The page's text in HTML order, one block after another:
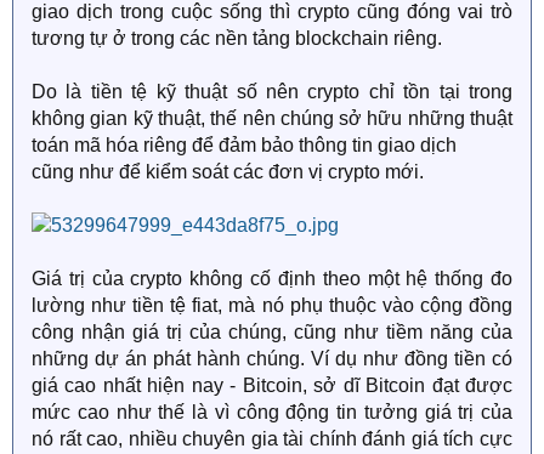
giao dịch trong cuộc sống thì crypto cũng đóng vai trò
tương tự ở trong các nền tảng blockchain riêng.
Do là tiền tệ kỹ thuật số nên crypto chỉ tồn tại trong
không gian kỹ thuật, thế nên chúng sở hữu những thuật
toán mã hóa riêng để đảm bảo thông tin giao dịch
cũng như để kiểm soát các đơn vị crypto mới.
Giá trị của crypto không cố định theo một hệ thống đo
lường như tiền tệ fiat, mà nó phụ thuộc vào cộng đồng
công nhận giá trị của chúng, cũng như tiềm năng của
những dự án phát hành chúng. Ví dụ như đồng tiền có
giá cao nhất hiện nay - Bitcoin, sở dĩ Bitcoin đạt được
mức cao như thế là vì công động tin tưởng giá trị của
nó rất cao, nhiều chuyên gia tài chính đánh giá tích cực